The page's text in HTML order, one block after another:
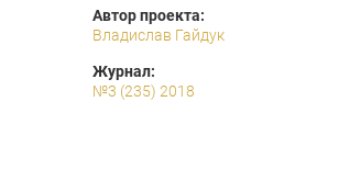
Автор проекта:
Владислав Гайдук
Журнал:
№3 (235) 2018